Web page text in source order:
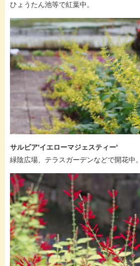
ひょうたん池等で紅葉中。
サルビア'イエローマジェスティー'
緑陰広場、テラスガーデンなどで開花中。